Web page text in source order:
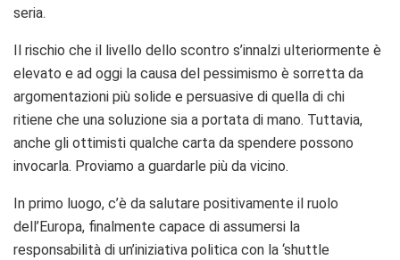
seria.
Il rischio che il livello dello scontro s’innalzi ulteriormente è
elevato e ad oggi la causa del pessimismo è sorretta da
argomentazioni più solide e persuasive di quella di chi
ritiene che una soluzione sia a portata di mano. Tuttavia,
anche gli ottimisti qualche carta da spendere possono
invocarla. Proviamo a guardarle più da vicino.
In primo luogo, c’è da salutare positivamente il ruolo
dell’Europa, finalmente capace di assumersi la
responsabilità di un’iniziativa politica con la ‘shuttle